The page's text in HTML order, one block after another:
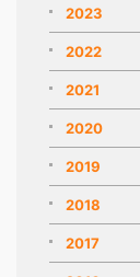
2023
2022
2021
2020
2019
2018
2017